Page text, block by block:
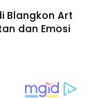
Blangkon Art
dan Emosi